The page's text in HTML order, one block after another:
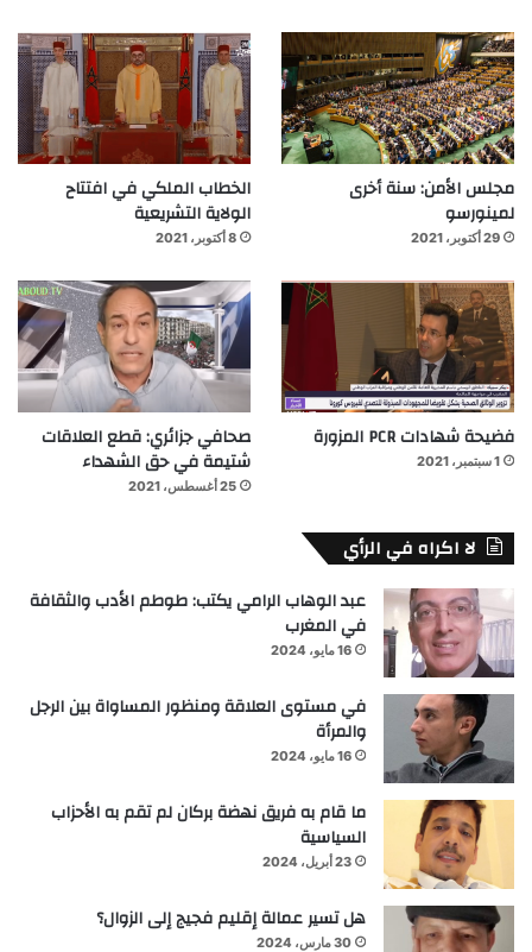
مجلس الأمن: سنة أخرى
لمينورسو
29 أكتوبر، 2021
الخطاب الملكي في افتتاح
الولاية التشريعية
8 أكتوبر، 2021
فضيحة شهادات PCR المزورة
1 سبتمبر، 2021
صحافي جزائري: قطع العلاقات
شتيمة في حق الشهداء
25 أغسطس، 2021
لا اكراه في الرأي
عبد الوهاب الرامي يكتب: طوطم الأدب والثقافة
في المغرب
16 مايو، 2024
في مستوى العلاقة ومنظور المساواة بين الرجل
والمرأة
16 مايو، 2024
ما قام به فريق نهضة بركان لم تقم به الأحزاب
السياسية
23 أبريل، 2024
هل تسير عمالة إقليم فجيج إلى الزوال؟
30 مارس، 2024